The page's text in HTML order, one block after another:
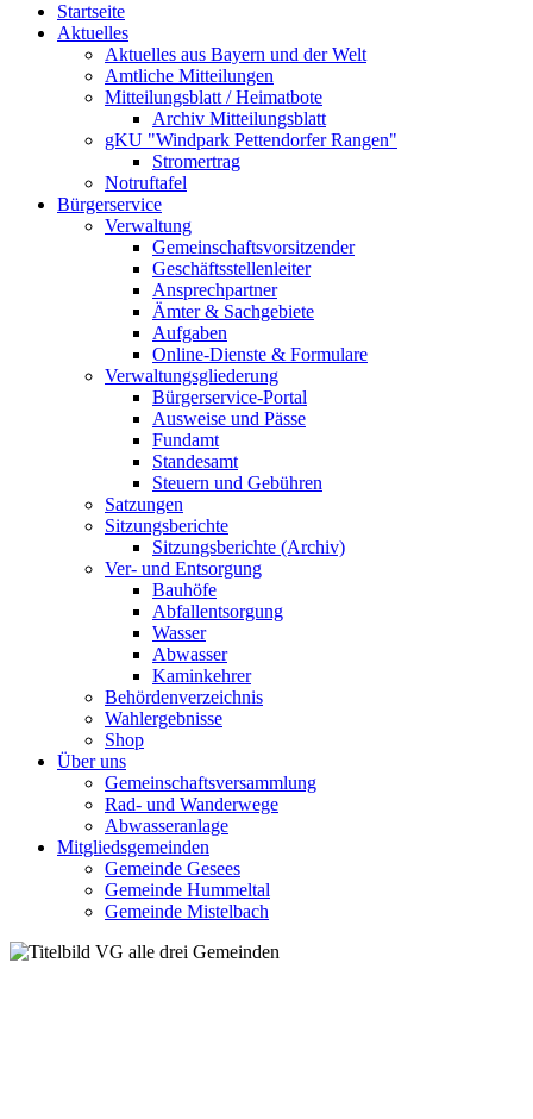
Startseite
Aktuelles
Aktuelles aus Bayern und der Welt
Amtliche Mitteilungen
Mitteilungsblatt / Heimatbote
Archiv Mitteilungsblatt
gKU "Windpark Pettendorfer Rangen"
Stromertrag
Notruftafel
Bürgerservice
Verwaltung
Gemeinschaftsvorsitzender
Geschäftsstellenleiter
Ansprechpartner
Ämter & Sachgebiete
Aufgaben
Online-Dienste & Formulare
Verwaltungsgliederung
Bürgerservice-Portal
Ausweise und Pässe
Fundamt
Standesamt
Steuern und Gebühren
Satzungen
Sitzungsberichte
Sitzungsberichte (Archiv)
Ver- und Entsorgung
Bauhöfe
Abfallentsorgung
Wasser
Abwasser
Kaminkehrer
Behördenverzeichnis
Wahlergebnisse
Shop
Über uns
Gemeinschaftsversammlung
Rad- und Wanderwege
Abwasseranlage
Mitgliedsgemeinden
Gemeinde Gesees
Gemeinde Hummeltal
Gemeinde Mistelbach